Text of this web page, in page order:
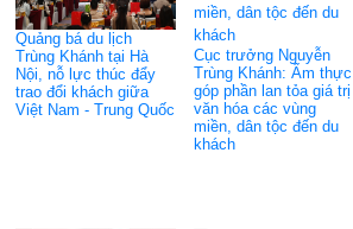
Quảng bá du lịch
Trùng Khánh tại Hà
Nội, nỗ lực thúc đẩy
trao đổi khách giữa
Việt Nam - Trung Quốc
Cục trưởng Nguyễn
Trùng Khánh: Ẩm thực
góp phần lan tỏa giá trị
văn hóa các vùng
miền, dân tộc đến du
khách